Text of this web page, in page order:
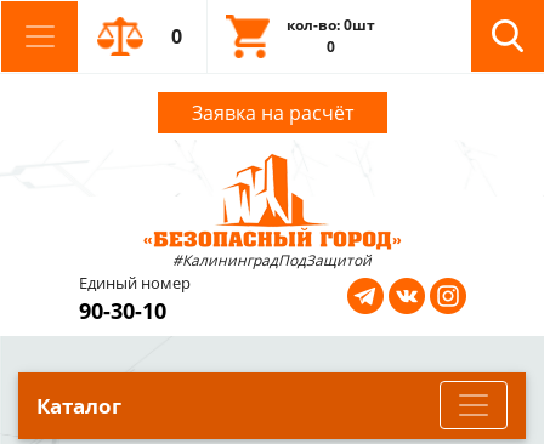
0
кол-во: 0шт
0
Заявка на расчёт
#КалининградПодЗащитой
Единый номер
90-30-10
Каталог